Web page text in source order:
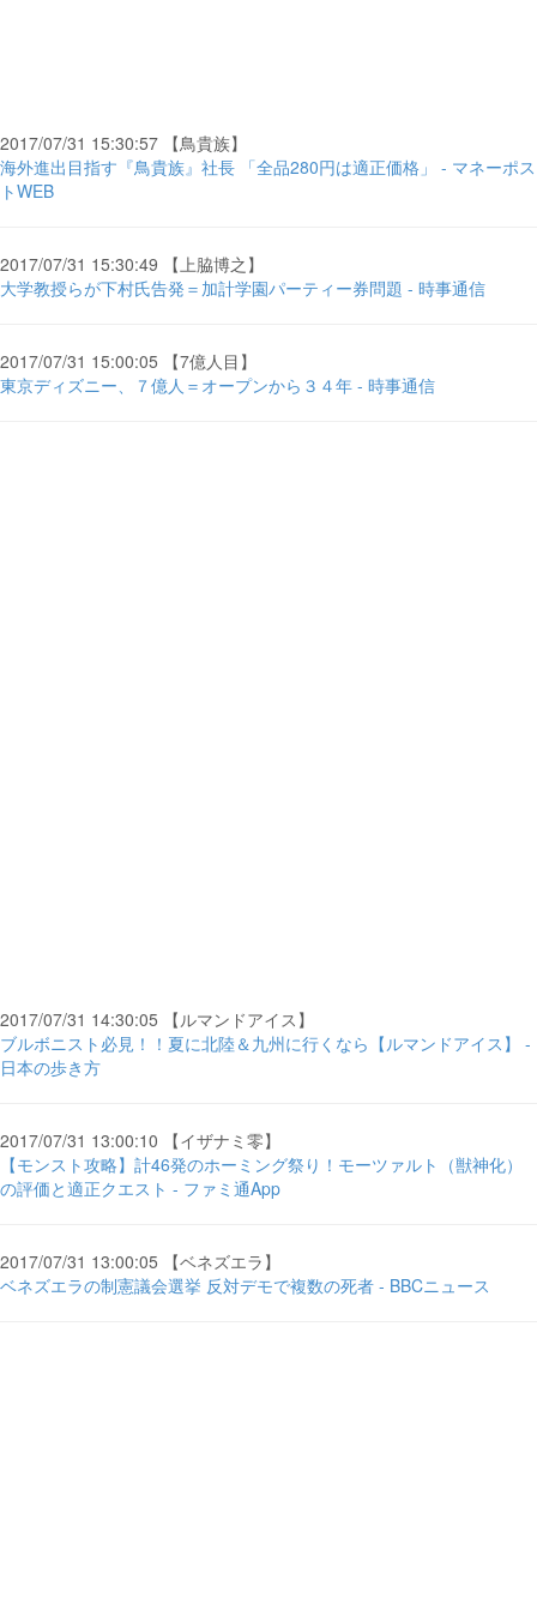
2017/07/31 15:30:57 【鳥貴族】
海外進出目指す『鳥貴族』社長 「全品280円は適正価格」 - マネーポス
トWEB
2017/07/31 15:30:49 【上脇博之】
大学教授らが下村氏告発＝加計学園パーティー券問題 - 時事通信
2017/07/31 15:00:05 【7億人目】
東京ディズニー、７億人＝オープンから３４年 - 時事通信
2017/07/31 14:30:05 【ルマンドアイス】
ブルボニスト必見！！夏に北陸＆九州に行くなら【ルマンドアイス】 -
日本の歩き方
2017/07/31 13:00:10 【イザナミ零】
【モンスト攻略】計46発のホーミング祭り！モーツァルト（獣神化）
の評価と適正クエスト - ファミ通App
2017/07/31 13:00:05 【ベネズエラ】
ベネズエラの制憲議会選挙 反対デモで複数の死者 - BBCニュース